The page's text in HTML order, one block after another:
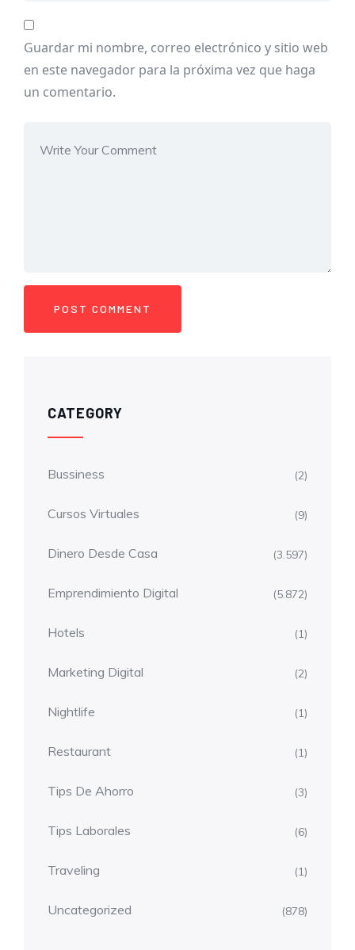
Guardar mi nombre, correo electrónico y sitio web
en este navegador para la próxima vez que haga
un comentario.
CATEGORY
Bussiness (2)
Cursos Virtuales (9)
Dinero Desde Casa (3.597)
Emprendimiento Digital (5.872)
Hotels (1)
Marketing Digital (2)
Nightlife (1)
Restaurant (1)
Tips De Ahorro (3)
Tips Laborales (6)
Traveling (1)
Uncategorized (878)